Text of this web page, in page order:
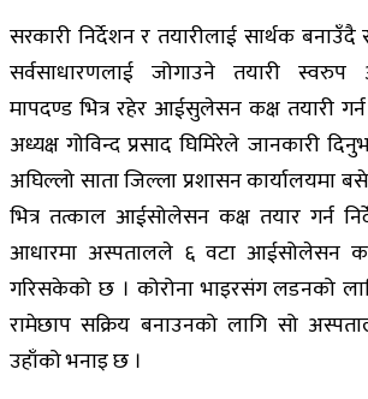
सरकारी निर्देशन र तयारीलाई सार्थक
सर्वसाधारणलाई जोगाउने तयारी
मापदण्ड भित्र रहेर आईसुलेसन कक्ष तयारी
अध्यक्ष गोविन्द प्रसाद घिमिरेले जानकारी
अघिल्लो साता जिल्ला प्रशासन
भित्र तत्काल आईसोलेसन कक्ष तयार गर्न
आधारमा अस्पतालले ६ वटा आईसोलेसन
गरिसकेको छ । कोरोना भाइरसंग लडनको
रामेछाप सक्रिय बनाउनको लागि सो
उहाँको भनाइ छ ।